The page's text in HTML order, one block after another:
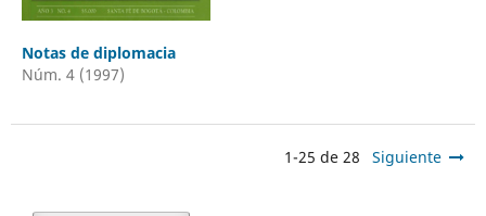
Notas de diplomacia
Núm. 4 (1997)
1-25 de 28 Siguiente